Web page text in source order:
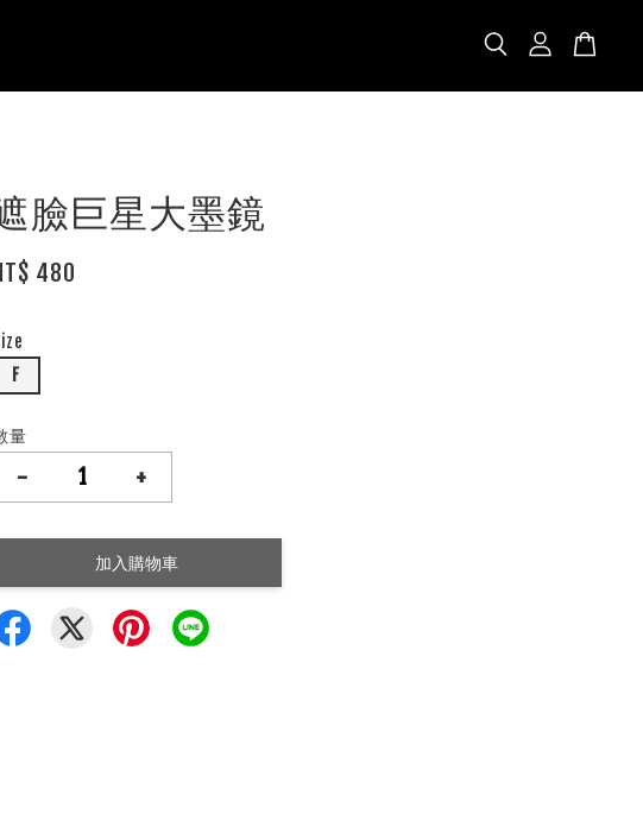
臉巨星大墨鏡
480
F
量
- +
加入購物車